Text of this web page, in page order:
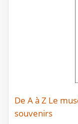
De A à Z Le
souvenirs